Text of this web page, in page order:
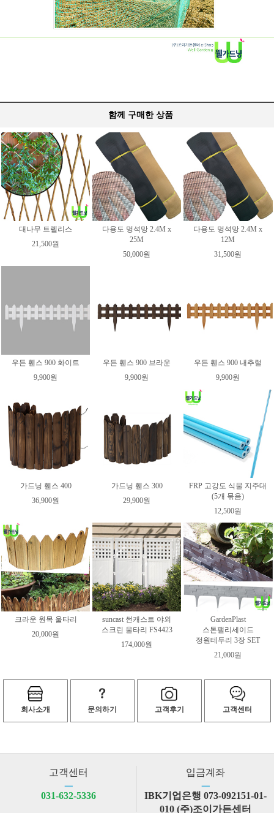
함께 구매한 상품
대나무 트렐리스
21,500원
다용도 멍석망 2.4M x
25M
50,000원
다용도 멍석망 2.4M x
12M
31,500원
우든 휀스 900 화이트
9,900원
우든 휀스 900 브라운
9,900원
우든 휀스 900 내추럴
9,900원
가드닝 휀스 400
36,900원
가드닝 휀스 300
29,900원
FRP 고강도 식물 지주대
(5개 묶음)
12,500원
크라운 원목 울타리
20,000원
suncast 썬캐스트 야외
스크린 울타리 FS4423
174,000원
GardenPlast
스톤팰리세이드
정원테두리 3장 SET
21,000원
회사소개 문의하기 고객후기 고객센터
고객센터
ㅡ
031-632-5336
입금계좌
ㅡ
IBK기업은행 073-092151-01-
010 (주)조이가든센터